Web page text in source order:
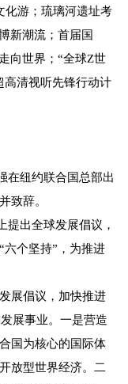
化游；琉璃河遗址考
新潮流；首届国
向世界；“全球Z世
高清视听先锋行动计
在纽约联合国总部出
致辞。
出全球发展倡议，
六个坚持”，为推进
展倡议，加快推进
展事业。一是营造
国为核心的国际体
放型世界经济。二